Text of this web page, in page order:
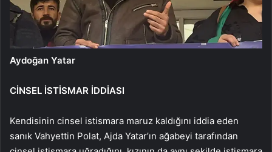
Aydoğan Yatar
CİNSEL İSTİSMAR İDDİASI
Kendisinin cinsel istismara maruz kaldığını iddia eden
sanık Vahyettin Polat, Ajda Yatar’ın ağabeyi tarafından